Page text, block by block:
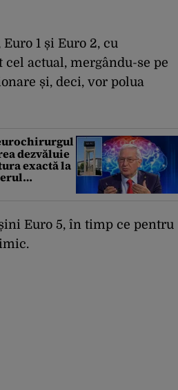
1 și Euro 2, cu
actual, mergându-se pe
și, deci, vor polua
dezvăluie
exactă la
perfect.
Euro 5, în timp ce pentru